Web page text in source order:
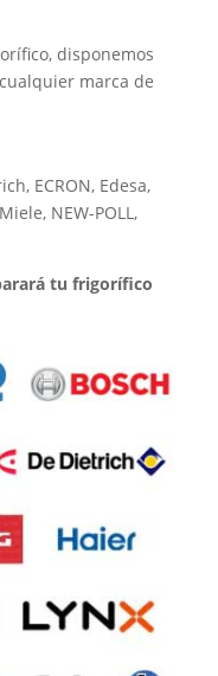
disponemos
marca de
ECRON, Edesa,
NEW-POLL,
tu frigorífico